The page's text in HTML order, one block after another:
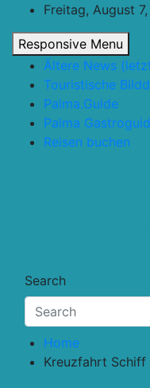
content
Freitag, August
Responsive Menu
Ältere News
Touristische
Palma.Guide
Palma
Reisen buchen
Search
Home
Kreuzfahrt Schiff